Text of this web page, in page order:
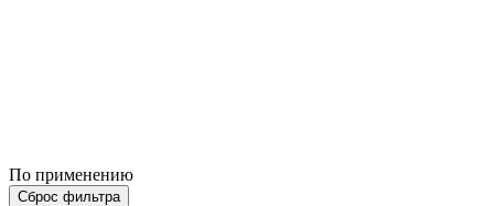
По применению
Сброс фильтра